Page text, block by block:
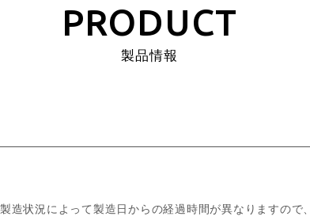
PRODUCT
製品情報
造状況によって製造日からの経過時間が異なりますので